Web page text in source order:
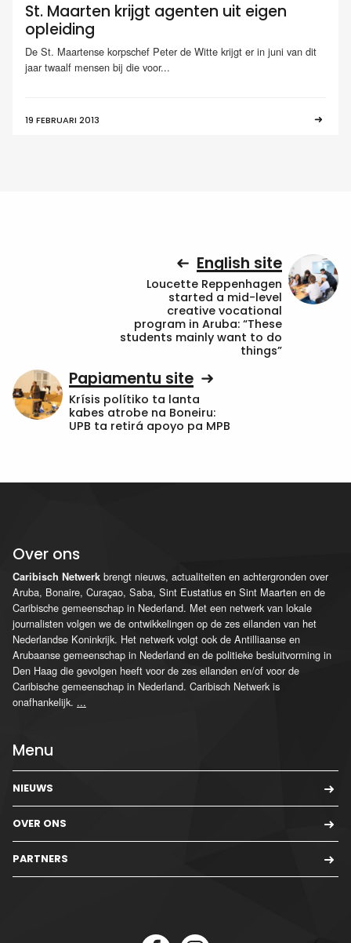
St. Maarten krijgt agenten uit eigen
opleiding
De St. Maartense korpschef Peter de Witte krijgt er in juni van dit
jaar twaalf mensen bij die voor...
19 FEBRUARI 2013
English site
Loucette Reppenhagen
started a mid-level
creative vocational
program in Aruba: “These
students mainly want to do
things”
Papiamentu site
Krísis polítiko ta lanta
kabes atrobe na Boneiru:
UPB ta retirá apoyo pa MPB
Over ons
Caribisch Netwerk brengt nieuws, actualiteiten en achtergronden over
Aruba, Bonaire, Curaçao, Saba, Sint Eustatius en Sint Maarten en de
Caribische gemeenschap in Nederland. Met een netwerk van lokale
journalisten volgen we de ontwikkelingen op de zes eilanden van het
Nederlandse Koninkrijk. Het netwerk volgt ook de Antilliaanse en
Arubaanse gemeenschap in Nederland en de politieke besluitvorming in
Den Haag die gevolgen heeft voor de zes eilanden en/of voor de
Caribische gemeenschap in Nederland. Caribisch Netwerk is
onafhankelijk. ...
Menu
NIEUWS
OVER ONS
PARTNERS